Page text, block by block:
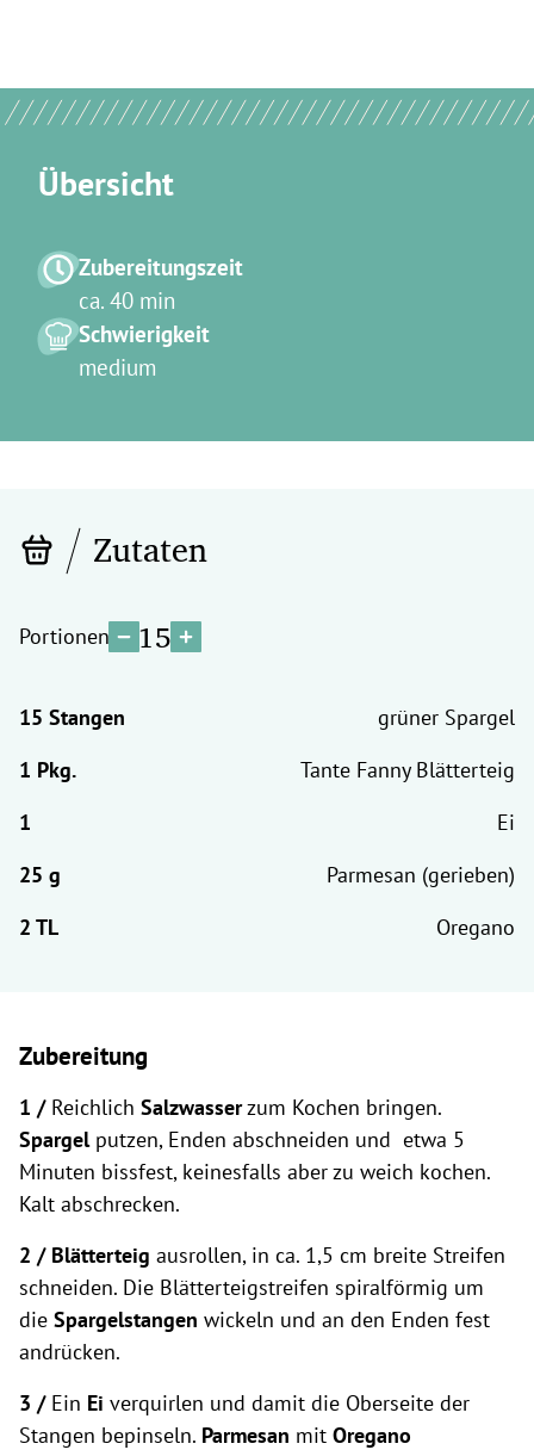
Übersicht
Zubereitungszeit
ca. 40 min
Schwierigkeit
medium
Zutaten
Portionen 15
grüner Spargel
Tante Fanny Blätterteig
Ei
Parmesan (gerieben)
Oregano
Zubereitung
1 / Reichlich Salzwasserzum Kochen bringen.
Spargelputzen, Enden abschneiden und etwa 5
Minuten bissfest, keinesfalls aber zu weich kochen.
Kalt abschrecken.
2 / Blätterteig ausrollen, in ca. 1,5 cm breite Streifen
schneiden. Die Blätterteigstreifen spiralförmig um
die Spargelstangen wickeln und an den Enden fest
andrücken.
3 /Ein Ei verquirlen und damit die Oberseite der
Stangen bepinseln. Parmesan mit Oregano